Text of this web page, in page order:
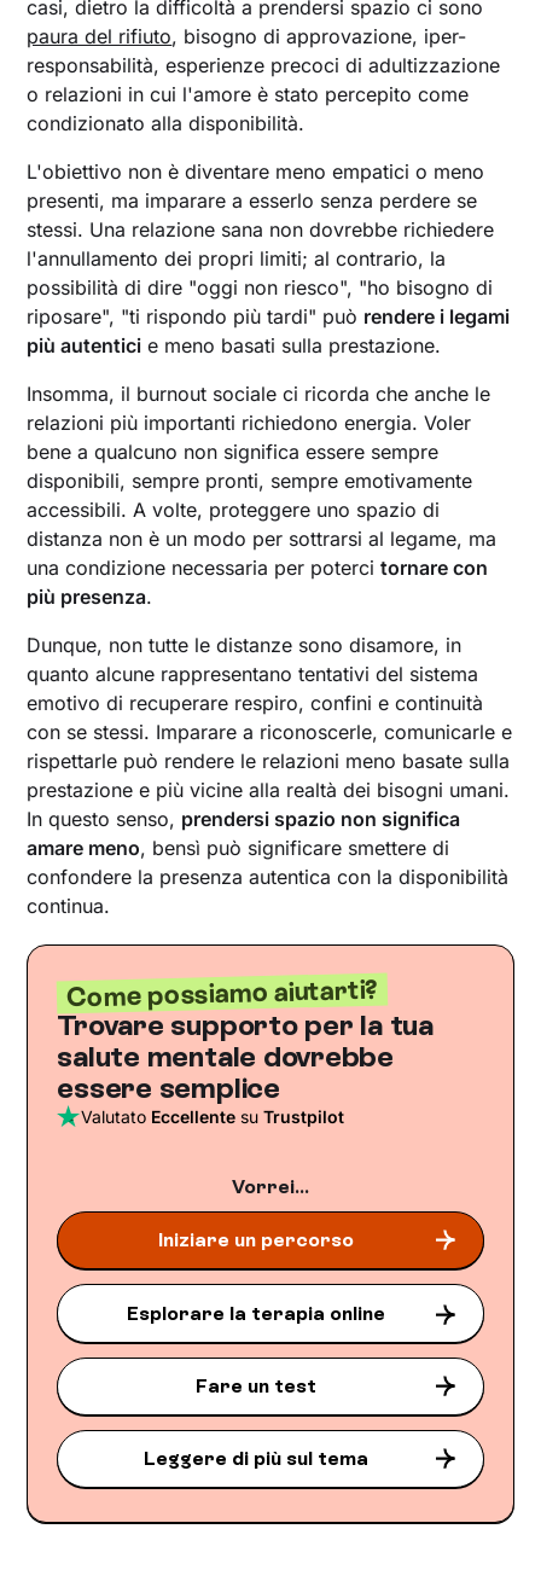
casi, dietro la difficoltà a prendersi spazio ci sono
paura del rifiuto, bisogno di approvazione, iper-
responsabilità, esperienze precoci di adultizzazione
o relazioni in cui l'amore è stato percepito come
condizionato alla disponibilità.
L'obiettivo non è diventare meno empatici o meno
presenti, ma imparare a esserlo senza perdere se
stessi. Una relazione sana non dovrebbe richiedere
l'annullamento dei propri limiti; al contrario, la
possibilità di dire "oggi non riesco", "ho bisogno di
riposare", "ti rispondo più tardi" può rendere i legami
più autentici e meno basati sulla prestazione.
Insomma, il burnout sociale ci ricorda che anche le
relazioni più importanti richiedono energia. Voler
bene a qualcuno non significa essere sempre
disponibili, sempre pronti, sempre emotivamente
accessibili. A volte, proteggere uno spazio di
distanza non è un modo per sottrarsi al legame, ma
una condizione necessaria per potercitornare con
più presenza.
Dunque, non tutte le distanze sono disamore, in
quanto alcune rappresentano tentativi del sistema
emotivo di recuperare respiro, confini e continuità
con se stessi. Imparare a riconoscerle, comunicarle e
rispettarle può rendere le relazioni meno basate sulla
prestazione e più vicine alla realtà dei bisogni umani.
In questo senso, prendersi spazio non significa
amare meno, bensì può significare smettere di
confondere la presenza autentica con la disponibilità
continua.
Come possiamo aiutarti?
Trovare supporto per la tua
salute mentale dovrebbe
essere semplice
Valutato Eccellente suTrustpilot
Vorrei...
Iniziare un percorso
Esplorare la terapia online
Fare un test
Leggere di più sul tema